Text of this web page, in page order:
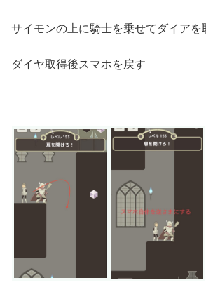
サイモンの上に騎士を乗せてダイアを
ダイヤ取得後スマホを戻す